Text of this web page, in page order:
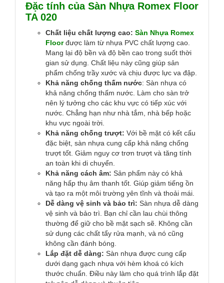
Đặc tính của Sàn Nhựa Romex Floor
TA 020
Chất liệu chất lượng cao: Sàn Nhựa Romex
Floorđược làm từ nhựa PVC chất lượng cao.
Mang lại độ bền và độ bền cao trong suốt thời
gian sử dụng. Chất liệu này cũng giúp sản
phẩm chống trầy xước và chịu được lực va đập.
Khả năng chống thấm nước: Sàn nhựa có
khả năng chống thấm nước. Làm cho sàn trở
nên lý tưởng cho các khu vực có tiếp xúc với
nước. Chẳng hạn như nhà tắm, nhà bếp hoặc
khu vực ngoài trời.
Khả năng chống trượt: Với bề mặt có kết cấu
đặc biệt, sàn nhựa cung cấp khả năng chống
trượt tốt. Giảm nguy cơ trơn trượt và tăng tính
an toàn khi di chuyển.
Khả năng cách âm: Sản phẩm này có khả
năng hấp thụ âm thanh tốt. Giúp giảm tiếng ồn
và tạo ra một môi trường yên tĩnh và thoải mái.
Dễ dàng vệ sinh và bảo trì: Sàn nhựa dễ dàng
vệ sinh và bảo trì. Bạn chỉ cần lau chùi thông
thường để giữ cho bề mặt sạch sẽ. Không cần
sử dụng các chất tẩy rửa mạnh, và nó cũng
không cần đánh bóng.
Lắp đặt dễ dàng: Sàn nhựa được cung cấp
dưới dạng gạch nhựa với hèm khoá có kích
thước chuẩn. Điều này làm cho quá trình lắp đặt